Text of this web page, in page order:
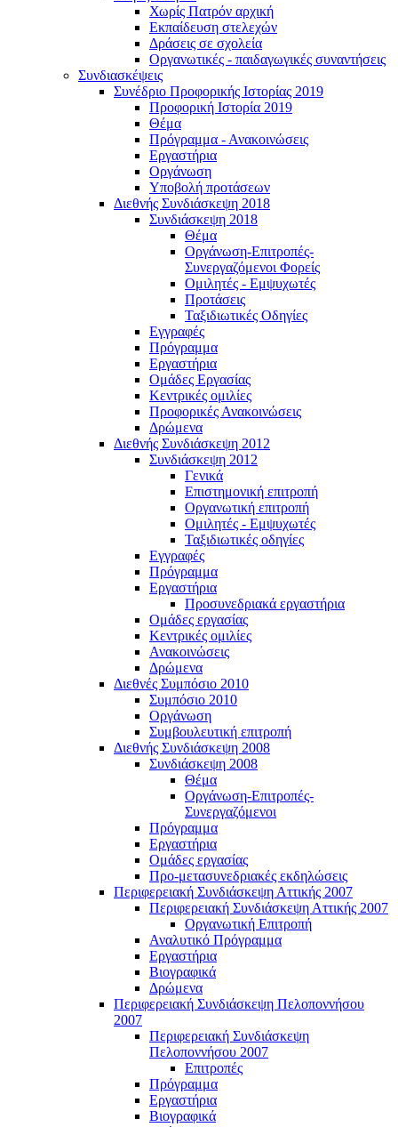
Χωρίς Πατρόν αρχική
Εκπαίδευση στελεχών
Δράσεις σε σχολεία
Οργανωτικές - παιδαγωγικές συναντήσεις
Συνδιασκέψεις
Συνέδριο Προφορικής Ιστορίας 2019
Προφορική Ιστορία 2019
Θέμα
Πρόγραμμα - Ανακοινώσεις
Εργαστήρια
Οργάνωση
Υποβολή προτάσεων
Διεθνής Συνδιάσκεψη 2018
Συνδιάσκεψη 2018
Θέμα
Οργάνωση-Επιτροπές-
Συνεργαζόμενοι Φορείς
Ομιλητές - Εμψυχωτές
Προτάσεις
Ταξιδιωτικές Οδηγίες
Εγγραφές
Πρόγραμμα
Εργαστήρια
Ομάδες Εργασίας
Κεντρικές ομιλίες
Προφορικές Ανακοινώσεις
Δρώμενα
Διεθνής Συνδιάσκεψη 2012
Συνδιάσκεψη 2012
Γενικά
Επιστημονική επιτροπή
Οργανωτική επιτροπή
Ομιλητές - Εμψυχωτές
Ταξιδιωτικές οδηγίες
Εγγραφές
Πρόγραμμα
Εργαστήρια
Προσυνεδριακά εργαστήρια
Ομάδες εργασίας
Κεντρικές ομιλίες
Ανακοινώσεις
Δρώμενα
Διεθνές Συμπόσιο 2010
Συμπόσιο 2010
Οργάνωση
Συμβουλευτική επιτροπή
Διεθνής Συνδιάσκεψη 2008
Συνδιάσκεψη 2008
Θέμα
Οργάνωση-Επιτροπές-
Συνεργαζόμενοι
Πρόγραμμα
Εργαστήρια
Ομάδες εργασίας
Προ-μετασυνεδριακές εκδηλώσεις
Περιφερειακή Συνδιάσκεψη Αττικής 2007
Περιφερειακή Συνδιάσκεψη Αττικής 2007
Οργανωτική Επιτροπή
Αναλυτικό Πρόγραμμα
Εργαστήρια
Βιογραφικά
Δρώμενα
Περιφερειακή Συνδιάσκεψη Πελοποννήσου
2007
Περιφερειακή Συνδιάσκεψη
Πελοποννήσου 2007
Επιτροπές
Πρόγραμμα
Εργαστήρια
Βιογραφικά